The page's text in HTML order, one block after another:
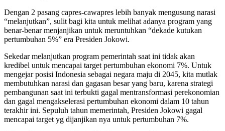
Dengan 2 pasang capres-cawapres lebih banyak mengusung narasi
“melanjutkan”, sulit bagi kita untuk melihat adanya program yang
benar-benar menjanjikan untuk meruntuhkan “dekade kutukan
pertumbuhan 5%” era Presiden Jokowi.
Sekedar melanjutkan program pemerintah saat ini tidak akan
kredibel untuk mencapai target pertumbuhan ekonomi 7%. Untuk
mengejar posisi Indonesia sebagai negara maju di 2045, kita mutlak
membutuhkan narasi dan gagasan besar yang baru, karena strategi
pembangunan saat ini terbukti gagal mentransformasi perekonomian
dan gagal mengakselerasi pertumbuhan ekonomi dalam 10 tahun
terakhir ini. Sepuluh tahun memerintah, Presiden Jokowi gagal
mencapai target yg dijanjikan nya untuk pertumbuhan 7%.